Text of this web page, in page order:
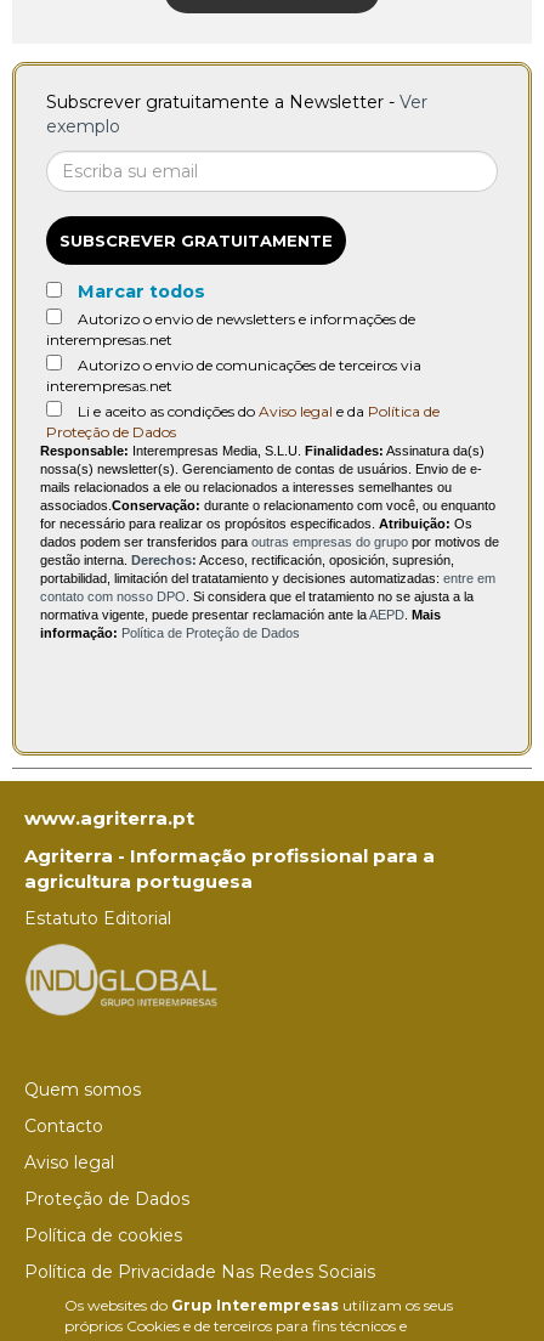
Os websites do Grup Interempresasutilizam os seus
próprios Cookies e de terceiros para fins técnicos e
Subscrever gratuitamente a Newsletter - Ver
exemplo
SUBSCREVER GRATUITAMENTE
Marcar todos
Autorizo o envio de newsletters e informações de
interempresas.net
Autorizo o envio de comunicações de terceiros via
interempresas.net
Li e aceito as condições do Aviso legal e da Política de
Proteção de Dados
Responsable: Interempresas Media, S.L.U. Finalidades: Assinatura da(s)
nossa(s) newsletter(s). Gerenciamento de contas de usuários. Envio de e-
mails relacionados a ele ou relacionados a interesses semelhantes ou
associados. Conservação: durante o relacionamento com você, ou enquanto
for necessário para realizar os propósitos especificados. Atribuição: Os
dados podem ser transferidos para outras empresas do grupo por motivos de
gestão interna. Derechos: Acceso, rectificación, oposición, supresión,
portabilidad, limitación del tratatamiento y decisiones automatizadas: entre em
contato com nosso DPO . Si considera que el tratamiento no se ajusta a la
normativa vigente, puede presentar reclamación ante laAEPD Mais
informação: Política de Proteção de Dados
www.agriterra.pt
Agriterra - Informação profissional para a
agricultura portuguesa
Estatuto Editorial
Quem somos
Contacto
Aviso legal
Proteção de Dados
Política de cookies
Política de Privacidade Nas Redes Sociais
Canal de denúncias